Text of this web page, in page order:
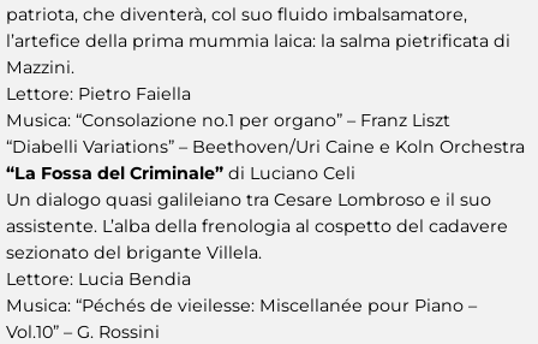
patriota, che diventerà, col suo fluido imbalsamatore,
l’artefice della prima mummia laica: la salma pietrificata di
Mazzini.
Lettore: Pietro Faiella
Musica: “Consolazione no.1 per organo” – Franz Liszt
“Diabelli Variations” – Beethoven/Uri Caine e Koln Orchestra
“La Fossa del Criminale” di Luciano Celi
Un dialogo quasi galileiano tra Cesare Lombroso e il suo
assistente. L’alba della frenologia al cospetto del cadavere
sezionato del brigante Villela.
Lettore: Lucia Bendia
Musica: “Péchés de vieilesse: Miscellanée pour Piano –
Vol.10” – G. Rossini